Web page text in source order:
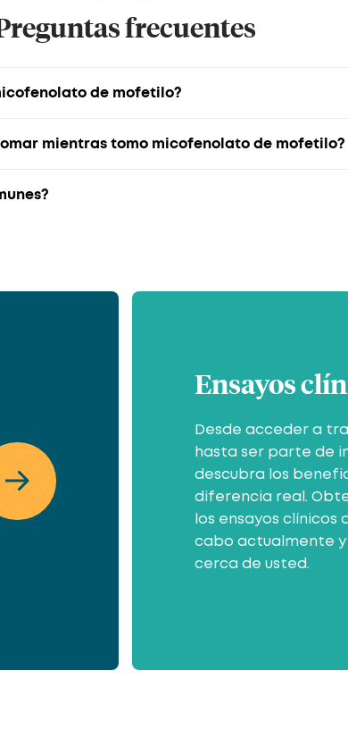
frecuentes
de mofetilo?
mientras tomo micofenolato de mofetilo?
Ensayos
Desde acceder a
hasta ser parte de
descubra los
diferencia real.
los ensayos clínicos
cabo actualmente
cerca de usted.